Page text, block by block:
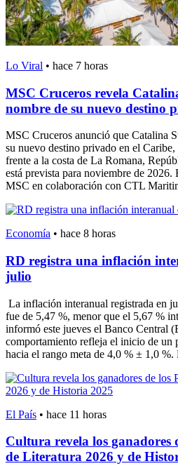
Lo Viral • hace 7 horas
MSC Cruceros revela
nombre de su nuevo destino
MSC Cruceros anunció que Catalina
su nuevo destino privado en el
frente a la costa de La Romana,
está prevista para noviembre de
MSC en colaboración con CTL
Economía • hace 8 horas
RD registra una inflación
julio
La inflación interanual registrada en
fue de 5,47 %, menor que el 5,67 %
informó este jueves el Banco Central
comportamiento refleja el inicio de un
hacia el rango meta de 4,0 % ± 1,0
El País • hace 11 horas
Cultura revela los ganadores
de Literatura 2026 y de